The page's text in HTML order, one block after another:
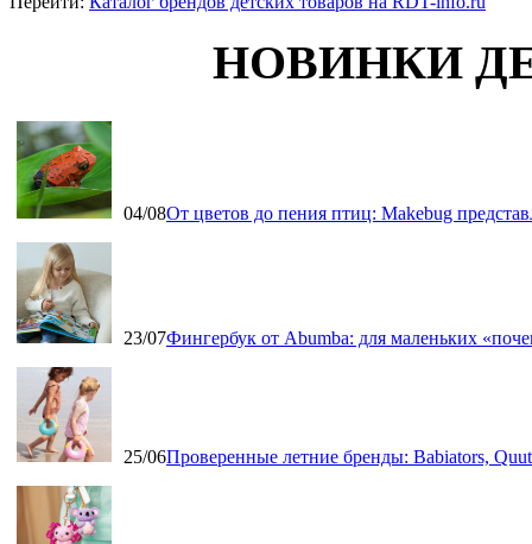
НОВИНКИ
04/08От цветов до пения птиц: Makebug
23/07Фингербук от Abumba: для маленьких
25/06Проверенные летние бренды: Babiators,